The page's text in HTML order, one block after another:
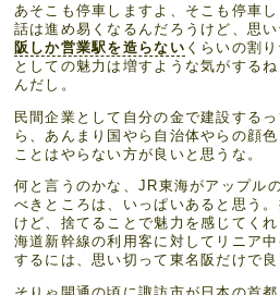
あそこも停車しますよ、そこも停車
話は進め易くなるんだろうけど、思
阪しか営業駅を造らない くらいの割
としての魅力は増すような気がする
んだし。
民間企業として自分の金で建設する
ら、あんまり国やら自治体やらの顔
ことはやらない方が良いと思うな。
何と言うのかな、JR東海がアップル
べきところは、いっぱいあると思う
けど、捨てることで魅力を感じてく
海道新幹線の利用客に対してリニア
するには、思い切って東名阪だけで良